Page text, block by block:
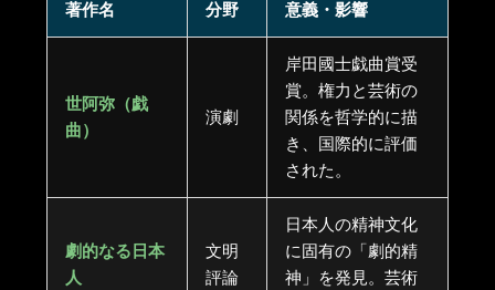
著作名 分野 意義・影響
世阿弥（戯
曲）
演劇
岸田國士戯曲賞受
賞。権力と芸術の
関係を哲学的に描
き、国際的に評価
された。
劇的なる日本
人
文明
評論
日本人の精神文化
に固有の「劇的精
神」を発見。芸術